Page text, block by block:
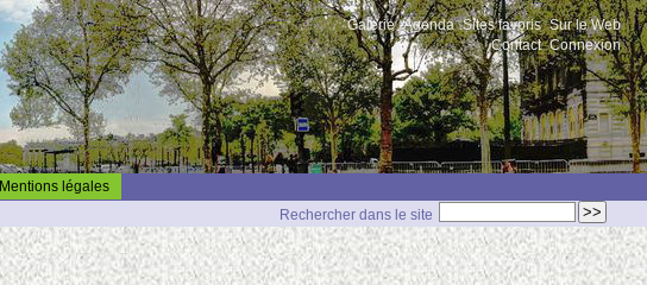
Galerie Agenda Sites favoris Sur le Web
Contact Connexion
Mentions légales
Rechercher dans le site